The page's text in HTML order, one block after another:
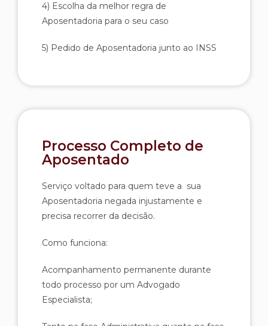
4) Escolha da melhor regra de
Aposentadoria para o seu caso
5) Pedido de Aposentadoria junto ao INSS
Processo Completo de
Aposentado
Serviço voltado para quem teve a sua
Aposentadoria negada injustamente e
precisa recorrer da decisão.
Como funciona:
Acompanhamento permanente durante
todo processo por um Advogado
Especialista;